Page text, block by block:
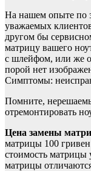
На нашем опыте по
уважаемых
другом бы
матрицу вашего
с шлейфом, или же
порой нет
Симптомы:
Помните,
отремонтировать
Цена замены
матрицы 100
стоимость матрицы
матрицы